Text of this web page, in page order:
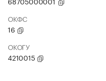
ОКФС
16
ОКОГУ
4210015